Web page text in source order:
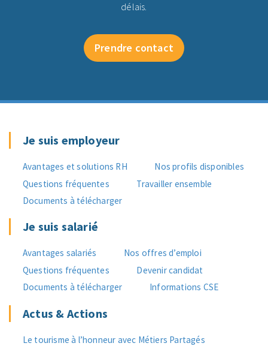
délais.
Prendre contact
Je suis employeur
Avantages et solutions RH
Nos profils disponibles
Questions fréquentes
Travailler ensemble
Documents à télécharger
Je suis salarié
Avantages salariés
Nos offres d’emploi
Questions fréquentes
Devenir candidat
Documents à télécharger
Informations CSE
Actus & Actions
Le tourisme à l’honneur avec Métiers Partagés